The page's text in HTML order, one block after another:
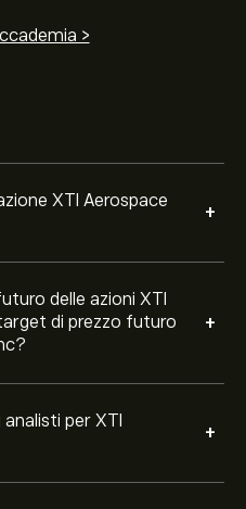
>
XTI Aerospace
+
delle azioni XTI
di prezzo futuro
+
per XTI
+
previsioni recenti per i
generale è Acquisto